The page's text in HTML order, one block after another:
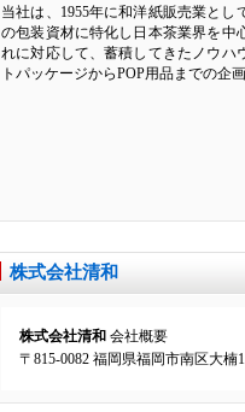
当社は、1955年に和洋紙販売業と
の包装資材に特化し日本茶業界を中
れに対応して、蓄積してきたノウハ
トパッケージからPOP用品までの企
株式会社清和
株式会社清和 会社概要
〒815-0082 福岡県福岡市南区大楠